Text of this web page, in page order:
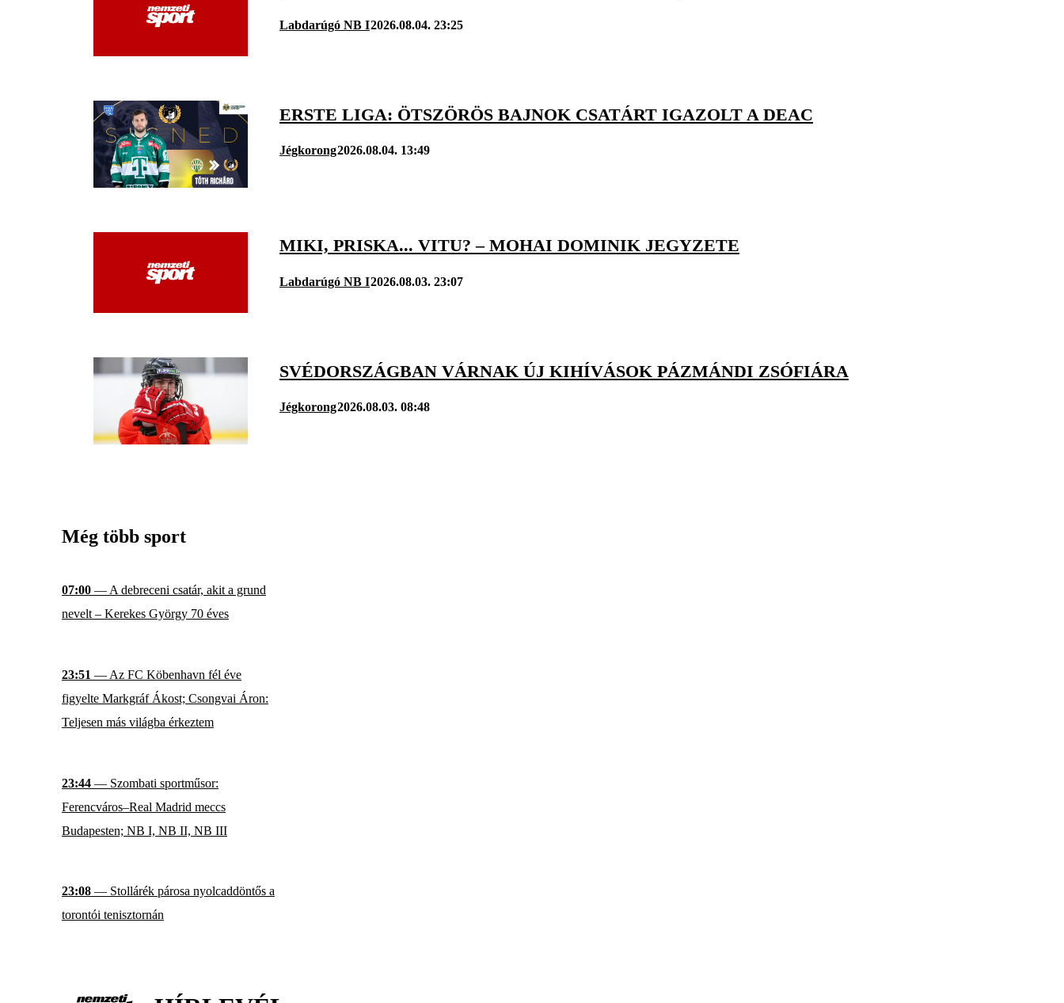
Labdarúgó NB I2026.08.04. 23:25
ERSTE LIGA: ÖTSZÖRÖS BAJNOK CSATÁRT IGAZOLT A DEAC
Jégkorong2026.08.04. 13:49
MIKI, PRISKA... VITU? – MOHAI DOMINIK JEGYZETE
Labdarúgó NB I2026.08.03. 23:07
SVÉDORSZÁGBAN VÁRNAK ÚJ KIHÍVÁSOK PÁZMÁNDI ZSÓFIÁRA
Jégkorong2026.08.03. 08:48
Még több sport
07:00 — A debreceni csatár, akit a grund
nevelt – Kerekes György 70 éves
23:51 — Az FC Köbenhavn fél éve
figyelte Markgráf Ákost; Csongvai Áron:
Teljesen más világba érkeztem
23:44 — Szombati sportműsor:
Ferencváros–Real Madrid meccs
Budapesten; NB I, NB II, NB III
23:08 — Stollárék párosa nyolcaddöntős a
torontói tenisztornán